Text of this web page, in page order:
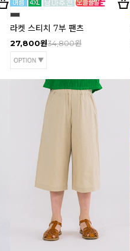
라켓 스티치 7부 팬츠
27,800원34,800원